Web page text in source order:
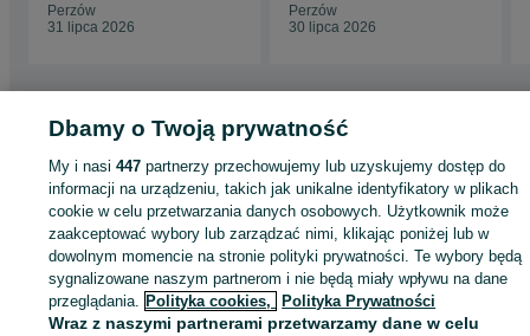
Perzów
31 lipca 2026
Perzów
30 lipca 2026
- Perzów
KATEGORIA
ID:927159839 Wyświetlenia:
Dbamy o Twoją prywatność
My i nasi447 partnerzy przechowujemy lub uzyskujemy dostęp do
informacji na urządzeniu, takich jak unikalne identyfikatory w plikach
cookie w celu przetwarzania danych osobowych. Użytkownik może
zaakceptować wybory lub zarządzać nimi, klikając poniżej lub w
dowolnym momencie na stronie polityki prywatności. Te wybory będą
sygnalizowane naszym partnerom i nie będą miały wpływu na dane
przeglądania. Polityka cookies, Polityka Prywatności
Wraz z naszymi partnerami przetwarzamy dane w celu